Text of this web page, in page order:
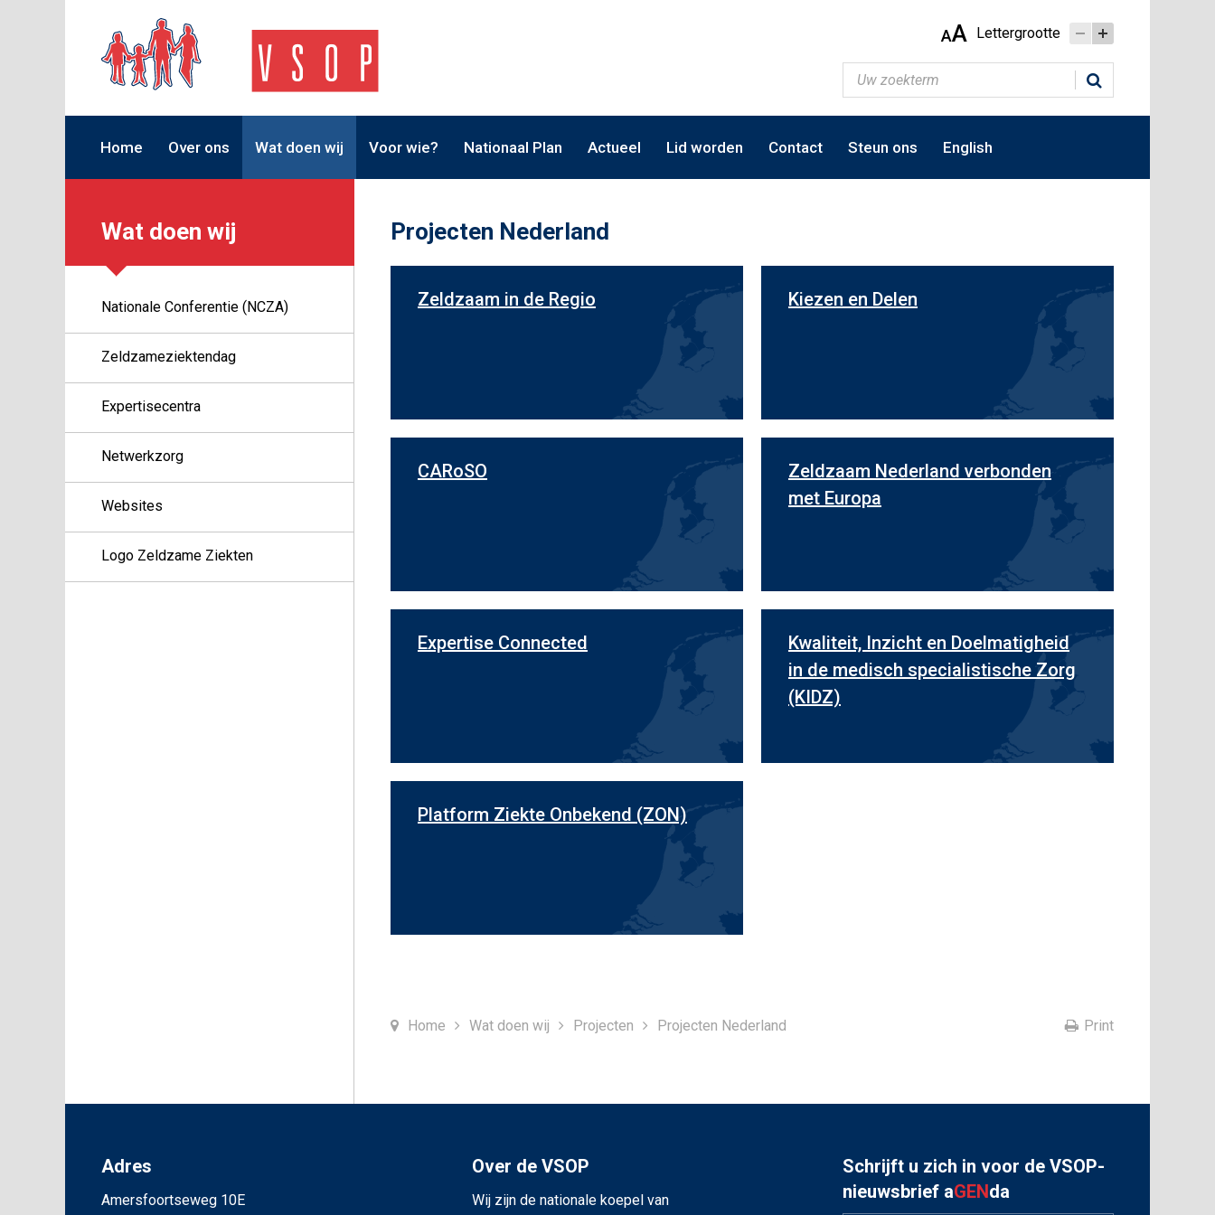
AA Lettergrootte
Home Over ons Wat doen wij Voor wie? Nationaal Plan Actueel Lid worden Contact Steun ons English
Wat doen wij
Nationale Conferentie (NCZA)
Zeldzameziektendag
Expertisecentra
Netwerkzorg
Websites
Logo Zeldzame Ziekten
Projecten Nederland
Zeldzaam in de Regio Kiezen en Delen
CARoSO
Zeldzaam Nederland verbonden
met Europa
Expertise Connected
Kwaliteit, Inzicht en Doelmatigheid
in de medisch specialistische Zorg
(KIDZ)
Platform Ziekte Onbekend (ZON)
Home Wat doen wij Projecten Projecten Nederland Print
Adres
Amersfoortseweg 10E
Over de VSOP
Wij zijn de nationale koepel van
Schrijft u zich in voor de VSOP-
nieuwsbrief aGENda